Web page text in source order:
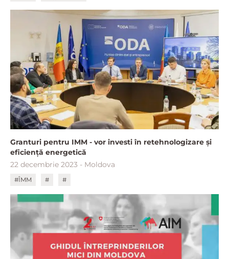
Granturi pentru IMM - vor investi în retehnologizare și
eficiență energetică
22 decembrie 2023 - Moldova
#ÎMM # #